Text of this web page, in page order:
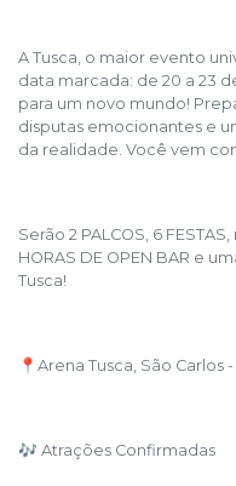
A Tusca, o maior evento
data marcada: de 20 a 23
para um novo mundo!
disputas emocionantes e
da realidade. Você vem
Serão 2 PALCOS, 6
HORAS DE OPEN BAR e
Tusca!
📍Arena Tusca, São Carlos -
🎶 Atrações Confirmadas